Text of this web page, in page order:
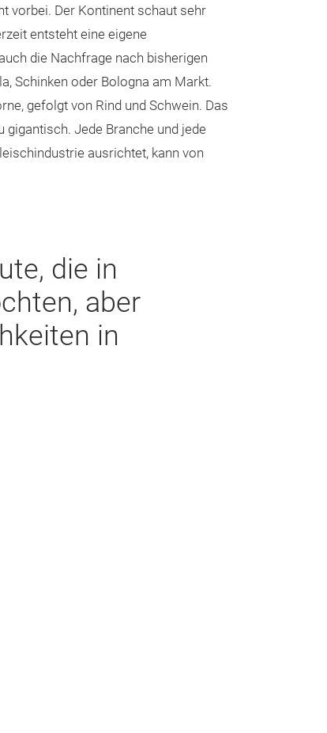
vorbei. Der Kontinent schaut sehr
entsteht eine eigene
die Nachfrage nach bisherigen
Schinken oder Bologna am Markt.
gefolgt von Rind und Schwein. Das
Jede Branche und jede
ausrichtet, kann von
die in
aber
in